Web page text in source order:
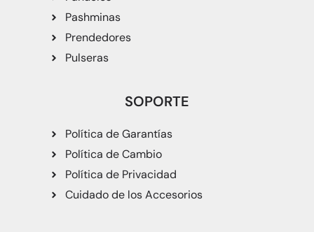
Pashminas
Prendedores
Pulseras
SOPORTE
Política de Garantías
Política de Cambio
Política de Privacidad
Cuidado de los Accesorios